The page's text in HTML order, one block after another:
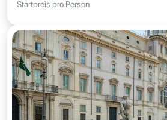
Startpreis pro Person